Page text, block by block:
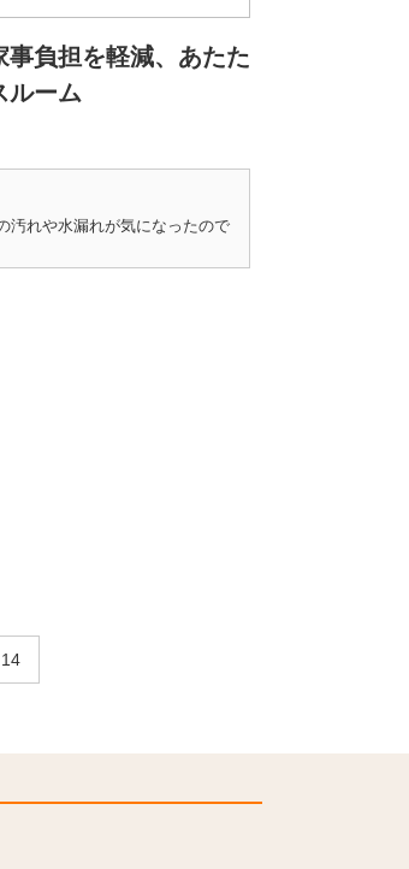
事負担を軽減、あたた
ルーム
汚れや水漏れが気になったので
14